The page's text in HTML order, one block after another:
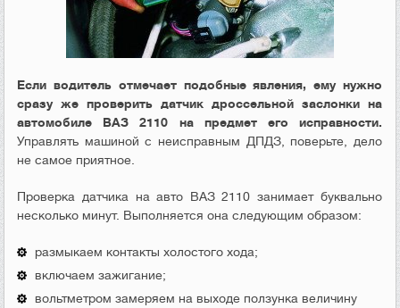
Если водитель отмечает подобные явления, ему нужно
сразу же проверить датчик дроссельной заслонки на
автомобиле ВАЗ 2110 на предмет его исправности.
Управлять машиной с неисправным ДПДЗ, поверьте, дело
не самое приятное.
Проверка датчика на авто ВАЗ 2110 занимает буквально
несколько минут. Выполняется она следующим образом:
размыкаем контакты холостого хода;
включаем зажигание;
вольтметром замеряем на выходе ползунка величину